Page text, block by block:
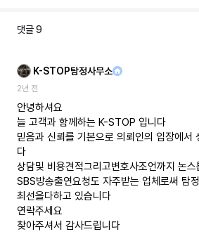
댓글9
K-STOP탐정사무소
2년 전
안녕하셔요
늘 고객과 함께하는 K-STOP 입니다
믿음과 신뢰를 기본으로 의뢰인의 입장에서
다
상담및 비용견적그리고변호사조언까지 논
SBS방송출연요청도 자주받는 업체로써 탐
최선을다하고 있습니다
연락주세요
찾아주셔서 감사드립니다